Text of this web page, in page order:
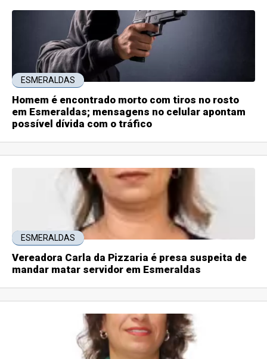
ESMERALDAS
Homem é encontrado morto com tiros no rosto
em Esmeraldas; mensagens no celular apontam
possível dívida com o tráfico
ESMERALDAS
Vereadora Carla da Pizzaria é presa suspeita de
mandar matar servidor em Esmeraldas